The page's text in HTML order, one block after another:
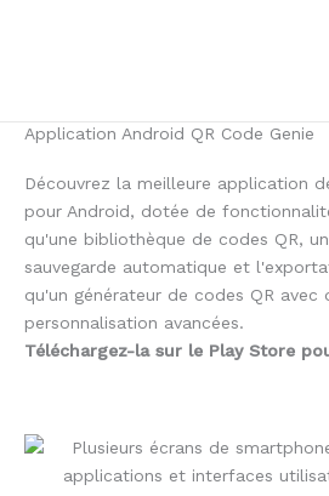
Application Android QR Code Genie
Découvrez la meilleure application
pour Android, dotée de
qu'une bibliothèque de codes QR,
sauvegarde automatique et
qu'un générateur de codes QR avec
personnalisation avancées.
Téléchargez-la sur le Play Store